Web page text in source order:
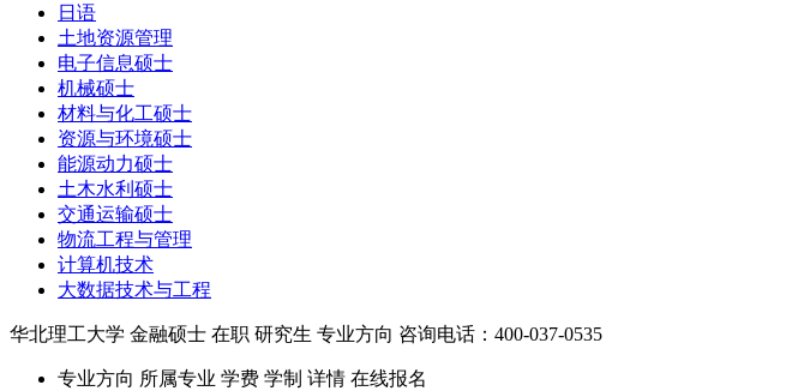
日语
土地资源管理
电子信息硕士
机械硕士
材料与化工硕士
资源与环境硕士
能源动力硕士
土木水利硕士
交通运输硕士
物流工程与管理
计算机技术
大数据技术与工程
华北理工大学 金融硕士 在职 研究生 专业方向 咨询电话：400-037-0535
专业方向 所属专业 学费 学制 详情 在线报名